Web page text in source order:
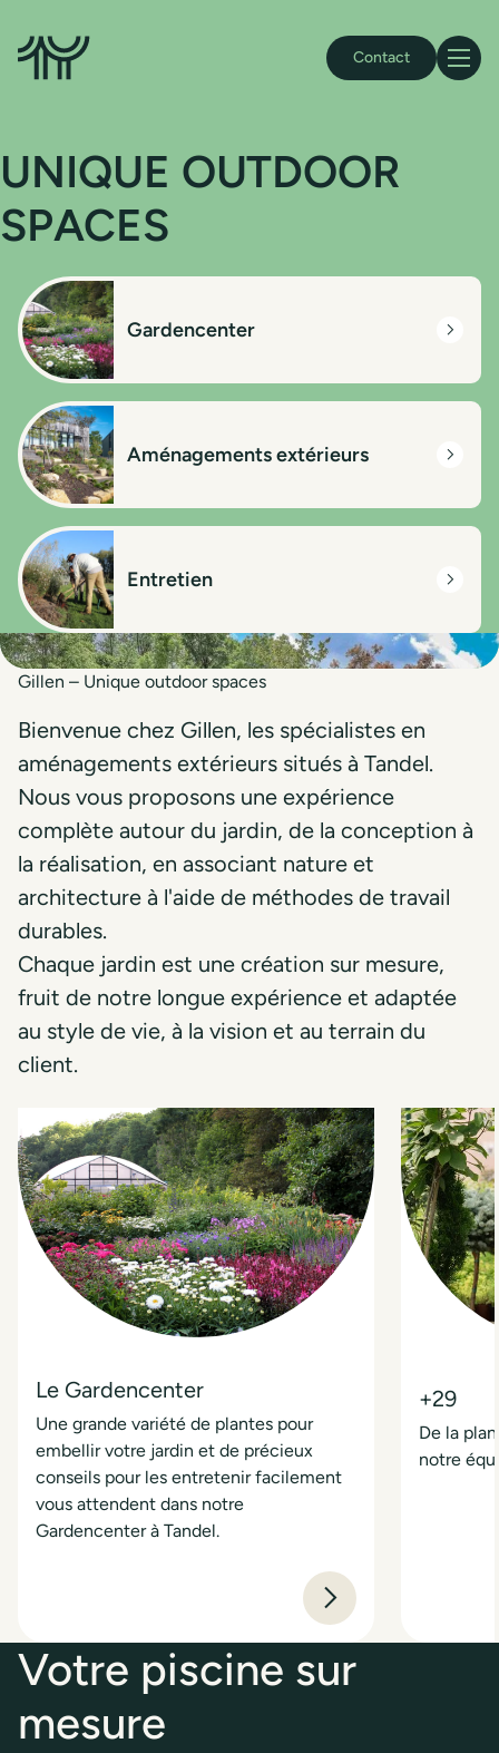
Accueil Gillen Contact
UNIQUE OUTDOOR
SPACES
Gardencenter
Aménagements extérieurs
Entretien
Gillen – Unique outdoor spaces
Bienvenue chez Gillen, les spécialistes en
aménagements extérieurs situés à Tandel.
Nous vous proposons une expérience
complète autour du jardin, de la conception à
la réalisation, en associant nature et
architecture à l'aide de méthodes de travail
durables.
Chaque jardin est une création sur mesure,
fruit de notre longue expérience et adaptée
au style de vie, à la vision et au terrain du
client.
Le Gardencenter
Une grande variété de plantes pour
embellir votre jardin et de précieux
conseils pour les entretenir facilement
vous attendent dans notre
Gardencenter à Tandel.
+29
De la
notre
Votre piscine sur
mesure